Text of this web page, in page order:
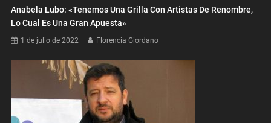
Anabela Lubo: «Tenemos Una Grilla Con Artistas De Renombre,
Lo Cual Es Una Gran Apuesta»
1 de julio de 2022 Florencia Giordano